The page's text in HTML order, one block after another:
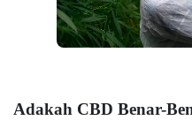
Adakah CBD Benar-